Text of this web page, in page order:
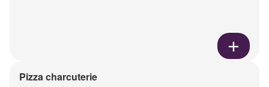
Pizza charcuterie